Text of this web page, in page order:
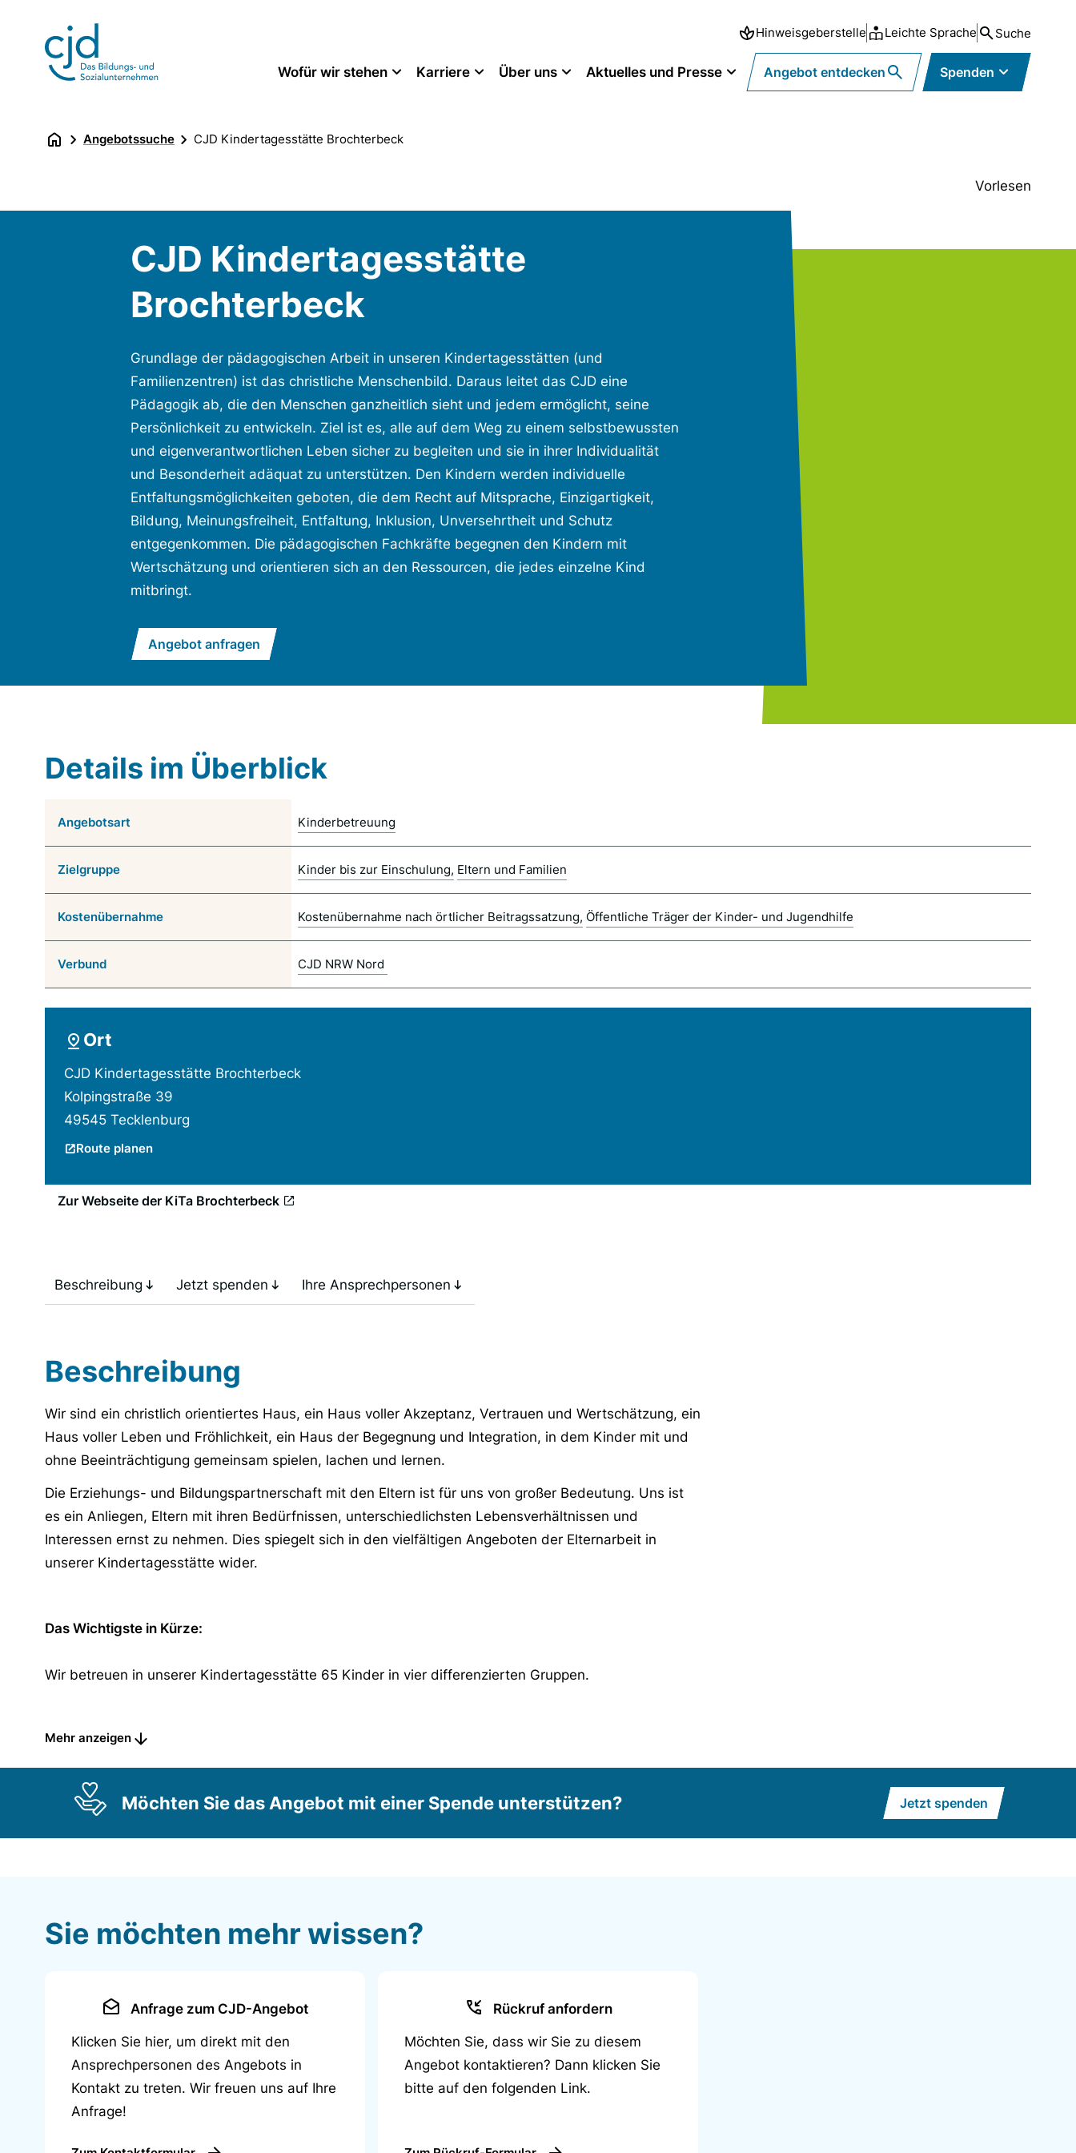
Hinweisgeberstelle Leichte Sprache Suche
Wofür wir stehen Karriere Über uns Aktuelles und Presse Angebot entdecken Spenden
Angebotssuche CJD Kindertagesstätte Brochterbeck
Vorlesen
CJD Kindertagesstätte
Brochterbeck
Grundlage der pädagogischen Arbeit in unseren Kindertagesstätten (und
Familienzentren) ist das christliche Menschenbild. Daraus leitet das CJD eine
Pädagogik ab, die den Menschen ganzheitlich sieht und jedem ermöglicht, seine
Persönlichkeit zu entwickeln. Ziel ist es, alle auf dem Weg zu einem selbstbewussten
und eigenverantwortlichen Leben sicher zu begleiten und sie in ihrer Individualität
und Besonderheit adäquat zu unterstützen. Den Kindern werden individuelle
Entfaltungsmöglichkeiten geboten, die dem Recht auf Mitsprache, Einzigartigkeit,
Bildung, Meinungsfreiheit, Entfaltung, Inklusion, Unversehrtheit und Schutz
entgegenkommen. Die pädagogischen Fachkräfte begegnen den Kindern mit
Wertschätzung und orientieren sich an den Ressourcen, die jedes einzelne Kind
mitbringt.
Angebot anfragen
Details im Überblick
Angebotsart Kinderbetreuung
Zielgruppe Kinder bis zur Einschulung Eltern und Familien
Kostenübernahme Kostenübernahme nach örtlicher Beitragssatzung Öffentliche Träger der Kinder- und Jugendhilfe
Verbund CJD NRW Nord
Ort
CJD Kindertagesstätte Brochterbeck
Kolpingstraße 39
49545 Tecklenburg
Route planen
Zur Webseite der KiTa Brochterbeck
Beschreibung Jetzt spenden Ihre Ansprechpersonen
Beschreibung
Wir sind ein christlich orientiertes Haus, ein Haus voller Akzeptanz, Vertrauen und Wertschätzung, ein
Haus voller Leben und Fröhlichkeit, ein Haus der Begegnung und Integration, in dem Kinder mit und
ohne Beeinträchtigung gemeinsam spielen, lachen und lernen.
Die Erziehungs- und Bildungspartnerschaft mit den Eltern ist für uns von großer Bedeutung. Uns ist
es ein Anliegen, Eltern mit ihren Bedürfnissen, unterschiedlichsten Lebensverhältnissen und
Interessen ernst zu nehmen. Dies spiegelt sich in den vielfältigen Angeboten der Elternarbeit in
unserer Kindertagesstätte wider.
Das Wichtigste in Kürze:
Wir betreuen in unserer Kindertagesstätte 65 Kinder in vier differenzierten Gruppen.
• 1 Gruppe 0 bis 3 Jahre
• 2 Gruppen 2 Jahre bis Schuleintritt
• 1 Gruppe 3 Jahre bis Schuleintritt
14:00/ 14:30 Uhr/ 15:00 Uhr
Verpflegung
• Frühstück: Mitgabe durch Eltern
• Mittagessen: Ein abwechslungsreiches
Mittagessen in Anlehnung an die Richtlinien der deutschen Gesellschaft für Ernährung wird täglich
Mehr anzeigen
Möchten Sie das Angebot mit einer Spende unterstützen? Jetzt spenden
Sie möchten mehr wissen?
Anfrage zum CJD-Angebot
Klicken Sie hier, um direkt mit den
Ansprechpersonen des Angebots in
Kontakt zu treten. Wir freuen uns auf Ihre
Anfrage!
Rückruf anfordern
Möchten Sie, dass wir Sie zu diesem
Angebot kontaktieren? Dann klicken Sie
bitte auf den folgenden Link.